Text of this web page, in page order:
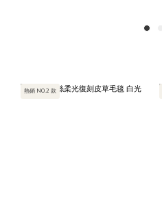
熱銷 NO.2 款